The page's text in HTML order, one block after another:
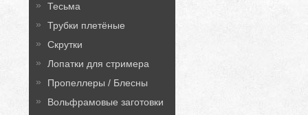
Тесьма
Трубки плетёные
Скрутки
Лопатки для стримера
Пропеллеры / Блесны
Вольфрамовые заготовки